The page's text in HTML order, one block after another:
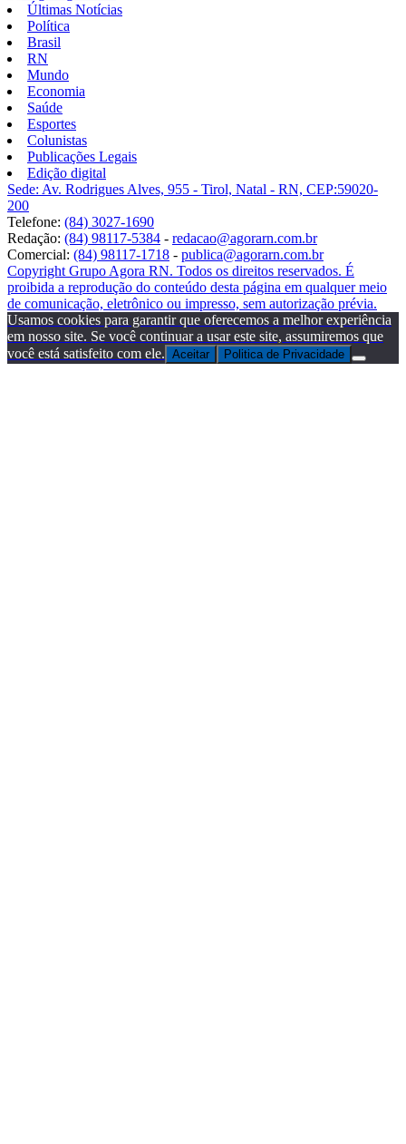
Últimas Notícias
Política
Brasil
RN
Mundo
Economia
Saúde
Esportes
Colunistas
Publicações Legais
Edição digital
Sede: Av. Rodrigues Alves, 955 - Tirol, Natal - RN, CEP:59020-
200
Telefone: (84) 3027-1690
Redação: (84) 98117-5384 - redacao@agorarn.com.br
Comercial: (84) 98117-1718 - publica@agorarn.com.br
Copyright Grupo Agora RN. Todos os direitos reservados. É
proibida a reprodução do conteúdo desta página em qualquer meio
de comunicação, eletrônico ou impresso, sem autorização prévia.
Usamos cookies para garantir que oferecemos a melhor experiência
em nosso site. Se você continuar a usar este site, assumiremos que
você está satisfeito com ele. Aceitar Politica de Privacidade